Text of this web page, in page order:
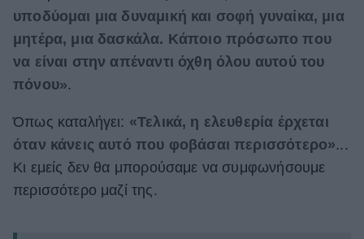
υποδύομαι μια δυναμική και σοφή γυναίκα, μια
μητέρα, μια δασκάλα. Κάποιο πρόσωπο που
να είναι στην απέναντι όχθη όλου αυτού του
πόνου».
Όπως καταλήγει: «Τελικά, η ελευθερία έρχεται
όταν κάνεις αυτό που φοβάσαι περισσότερο»...
Κι εμείς δεν θα μπορούσαμε να συμφωνήσουμε
περισσότερο μαζί της.